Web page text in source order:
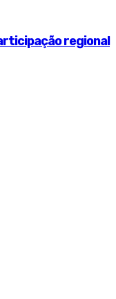
regional